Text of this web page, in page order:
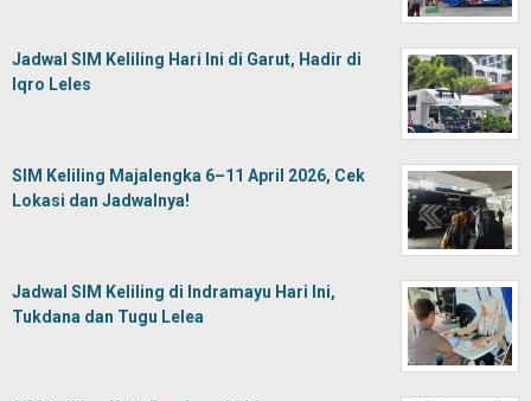
Jadwal SIM Keliling Hari Ini di Garut, Hadir di
Iqro Leles
SIM Keliling Majalengka 6–11 April 2026, Cek
Lokasi dan Jadwalnya!
Jadwal SIM Keliling di Indramayu Hari Ini,
Tukdana dan Tugu Lelea